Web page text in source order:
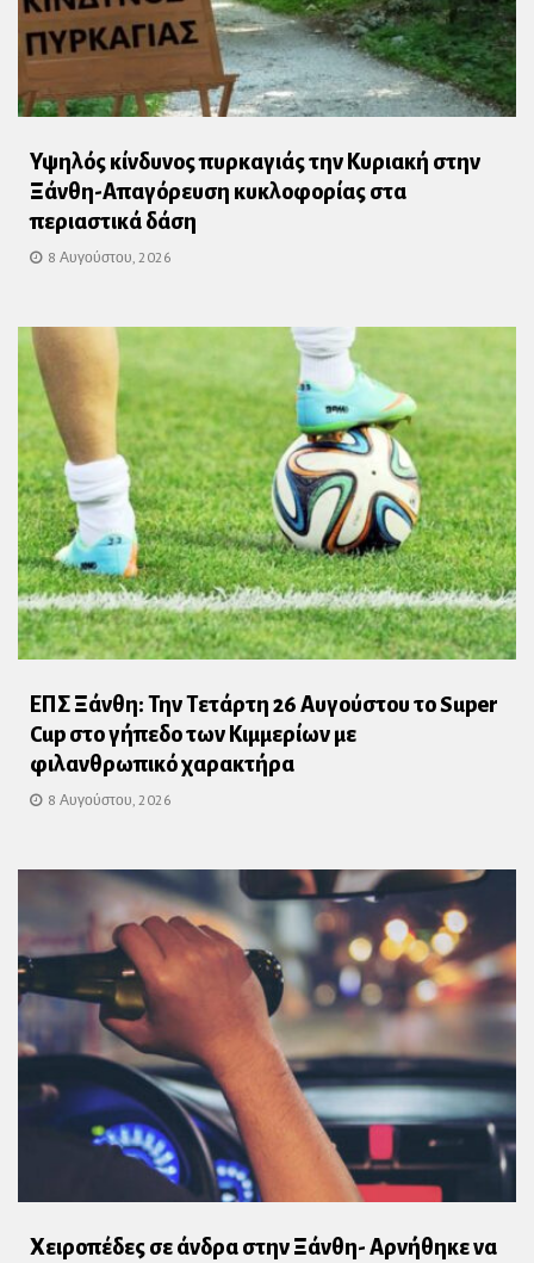
Υψηλός κίνδυνος πυρκαγιάς την Κυριακή στην
Ξάνθη-Απαγόρευση κυκλοφορίας στα
περιαστικά δάση
8 Αυγούστου, 2026
ΕΠΣ Ξάνθη: Την Τετάρτη 26 Αυγούστου το Super
Cup στο γήπεδο των Κιμμερίων με
φιλανθρωπικό χαρακτήρα
8 Αυγούστου, 2026
Χειροπέδες σε άνδρα στην Ξάνθη- Αρνήθηκε να